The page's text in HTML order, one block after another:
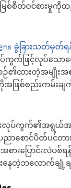
စိတ်ဝင်စားမှုကိုထည့်
ခွဲခြားသတ်
ကွက်ဖြင့်လုပ်သော
ထားတဲ့အမျိုးအစ
ကိုအဖြစ်စည်းကမ်းခ
လုပ်ကွက်၏အရွယ်အစ
ာစောင်ပိတ်ပင်တာ
ပြောင်းလဲပစ်ရ
တဲ့ဘလောက်ချုံ့ချဲ့